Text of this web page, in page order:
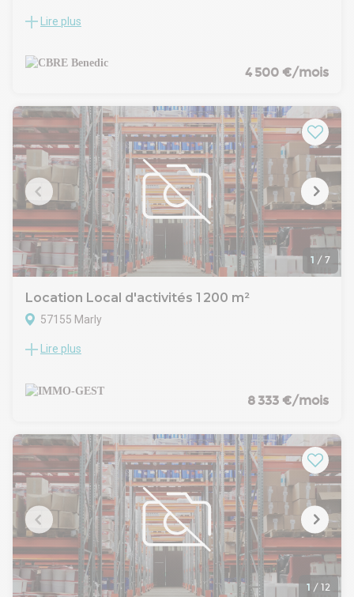
Ensemble d'activité idéal pour votre entreprise à Metz
Découvrez cet espace fonctionnel de 450 m², parfaitement
adapté à vos besoins professionnels.
100 m² de bureaux aménagés et chauffés, prêts à accueillir
vos équipes dans un cadre confortable.
350 m² d'entrepôt avec mezzanine, offrant une surface de
stockage optimisée et sécurisée.
Bénéficiez également d'un parking privatif, d'un terrain clos
et de 2 portes sectionnelles pour faciliter vos flux logistiques.
Le bâtiment, doté d'un bardage double peau, allie robustesse
et isolation performante.
Un cadre professionnel pensé pour votre activité.
Lire plus
4 500 €/mois
1 / 7
Location Local d'activités 1 200 m²
57155 Marly
Situé au c ur de la zone commerciale Leclerc de Marly, ce
stratégique. Le bien se compose de :un dépôt de 900m² avec
deux portes sectionnelles et une hauteur maximum
l'accueil et l'accessibilitéL'ensemble est implanté sur un
terrain de 3 800 m².Ses principaux atouts : une situation
idéale dans un rond-point au sein de la zone des Garennes,
bâtiment en excellent état, proximité des axes routiers A31
et Rocade et des transports en commun, luminosité
importante Aucun travaux à prévoir, le local est
immédiatement exploitable.
Lire plus
8 333 €/mois
1 / 12